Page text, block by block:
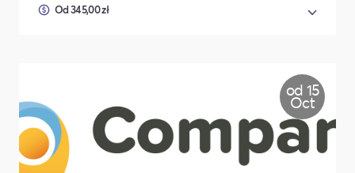
Od 345,00 zł
od 15
Oct